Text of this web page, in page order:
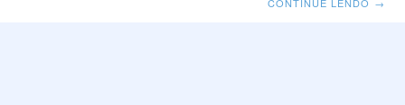
CONTINUE LENDO →